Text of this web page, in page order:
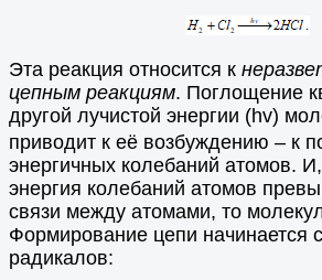
Эта реакция относится к
цепным реакциям. Поглощение
другой лучистой энергии (hv)
приводит к её возбуждению – к
энергичных колебаний атомов. И,
энергия колебаний атомов
связи между атомами, то
Формирование цепи начинается
радикалов: